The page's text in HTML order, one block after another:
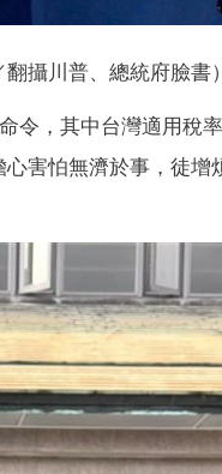
攝川普、總統府臉書）
令，其中台灣適用稅
心害怕無濟於事，徒增